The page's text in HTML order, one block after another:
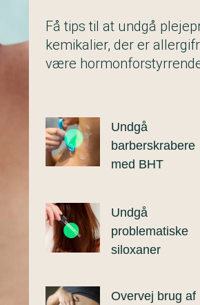
Få tips til at undgå
kemikalier, der er
være
Undgå
barberskrabere
med BHT
Undgå
problematiske
siloxaner
Overvej brug af